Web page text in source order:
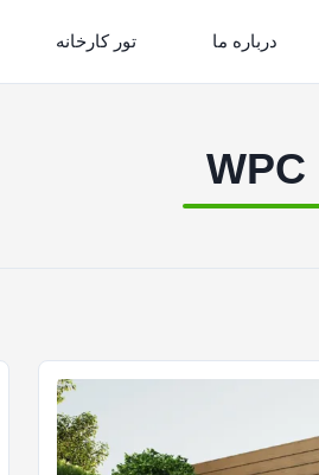
درباره ما تور کارخانه